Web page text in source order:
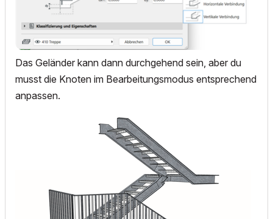
Das Geländer kann dann durchgehend sein, aber du
musst die Knoten im Bearbeitungsmodus entsprechend
anpassen.